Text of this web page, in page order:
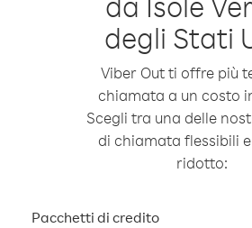
degli Stati
Viber Out ti offre più
chiamata a un costo
Scegli tra una delle
di chiamata flessibili
ridotto:
Pacchetti di credito